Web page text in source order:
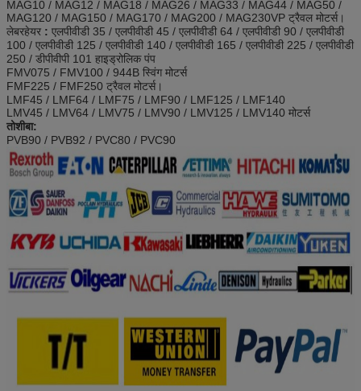
MAG10 / MAG12 / MAG18 / MAG26 / MAG33 / MAG44 / MAG50 /
MAG120 / MAG150 / MAG170 / MAG200 / MAG230VP ट्रैवल मोटर्स।
लेबरहेयर : एलपीवीडी 35 / एलपीवीडी 45 / एलपीवीडी 64 / एलपीवीडी 90 / एलपीवीडी
100 / एलपीवीडी 125 / एलपीवीडी 140 / एलपीवीडी 165 / एलपीवीडी 225 / एलपीवीडी
250 / डीपीवीपी 101 हाइड्रोलिक पंप
FMV075 / FMV100 / 944B स्विंग मोटर्स
FMF225 / FMF250 ट्रैवल मोटर्स।
LMF45 / LMF64 / LMF75 / LMF90 / LMF125 / LMF140
LMV45 / LMV64 / LMV75 / LMV90 / LMV125 / LMV140 मोटर्स
तोशीबा:
PVB90 / PVB92 / PVC80 / PVC90